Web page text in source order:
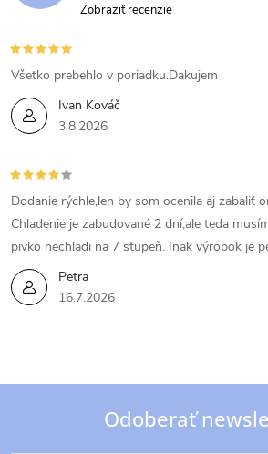
Zobraziť recenzie
Ivan Kováč
3.8.2026
Všetko prebehlo v poriadku.Dakujem
Petra
16.7.2026
Dodanie rýchle,len by som ocenila aj zabaliť
Chladenie je zabudované 2 dní,ale teda
pivko nechladi na 7 stupeň. Inak výrobok je
Odoberať